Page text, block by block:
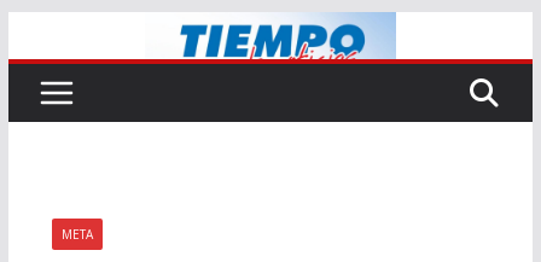
al
contenido
META